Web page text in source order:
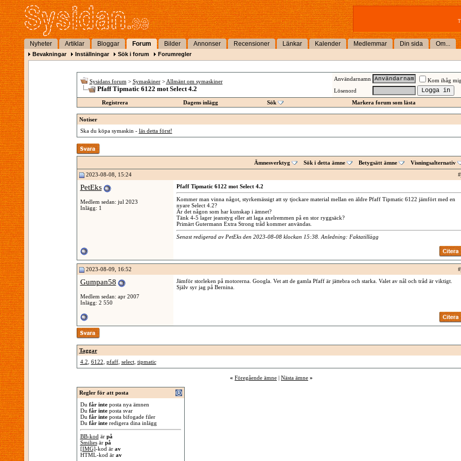
Nyheter Artiklar Bloggar Forum Bilder Annonser Recensioner Länkar Kalender Medlemmar Din sida Om...
Bevakningar Inställningar Sök i forum Forumregler
Sysidans forum > Symaskiner > Allmänt om symaskiner
Pfaff Tipmatic 6122 mot Select 4.2
Användarnamn
Kom ihåg
Lösenord
Registrera
Dagens inlägg Sök Markera forum som lästa
Notiser
Ska du köpa symaskin - läs detta först!
Ämnesverktyg Sök i detta ämne Betygsätt ämne
Visningsalternativ
2023-08-08, 15:24
#
PetEks
Medlem sedan: jul 2023
Inlägg: 1
Pfaff Tipmatic 6122 mot Select 4.2
Kommer man vinna något, styrkemässigt att sy tjockare material mellan en äldre Pfaff Tipmatic 6122 jämfört med en
nyare Select 4.2?
Är det någon som har kunskap i ämnet?
Tänk 4-5 lager jeanstyg eller att laga axelremmen på en stor ryggsäck?
Primärt Gutermann Extra Strong tråd kommer användas.
Senast redigerad av PetEks den 2023-08-08 klockan 15:38. Anledning: Faktatillägg
2023-08-09, 16:52 #
Gumpan58
Medlem sedan: apr 2007
Inlägg: 2 550
Jämför storleken på motorerna. Googla. Vet att de gamla Pfaff är jättebra och starka. Valet av nål och tråd är viktigt.
Själv syr jag på Bernina.
Taggar
4.2 6122 pfaff, select, tipmatic
« Föregående ämne | Nästa ämne »
Regler för att posta
Du får inteposta nya ämnen
Du får inteposta svar
Du får inteposta bifogade filer
Du får interedigera dina inlägg
BB-kod är på
Smiliesär på
[IMG]-kod är av
HTML-kod är av